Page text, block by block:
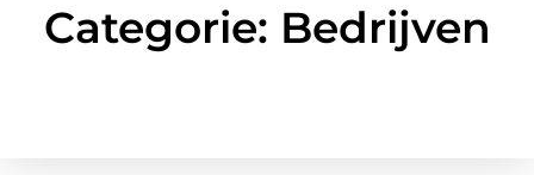
Categorie: Bedrijven